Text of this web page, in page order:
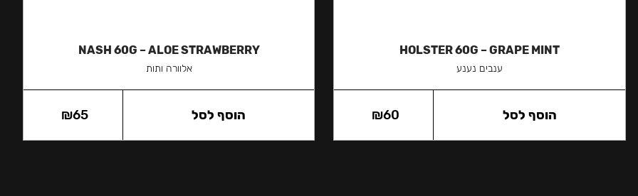
HOLSTER 60G – GRAPE MINT
ענבים נענע
₪60 הוסף לסל
NASH 60G – ALOE STRAWBERRY
אלוורה ותות
₪65 הוסף לסל